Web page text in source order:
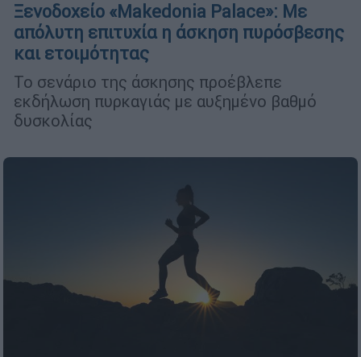
Ξενοδοχείο «Makedonia Palace»: Με
απόλυτη επιτυχία η άσκηση πυρόσβεσης
και ετοιμότητας
Το σενάριο της άσκησης προέβλεπε
εκδήλωση πυρκαγιάς με αυξημένο βαθμό
δυσκολίας